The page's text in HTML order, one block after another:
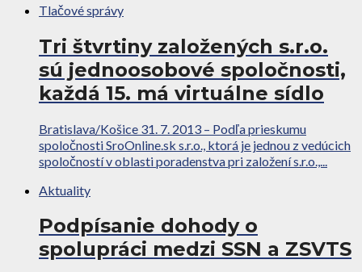
Tlačové správy
Tri štvrtiny založených s.r.o.
sú jednoosobové spoločnosti,
každá 15. má virtuálne sídlo
Bratislava/Košice 31. 7. 2013 – Podľa prieskumu
spoločnosti SroOnline.sk s.r.o., ktorá je jednou z vedúcich
spoločností v oblasti poradenstva pri založení s.r.o.,...
Aktuality
Podpísanie dohody o
spolupráci medzi SSN a ZSVTS